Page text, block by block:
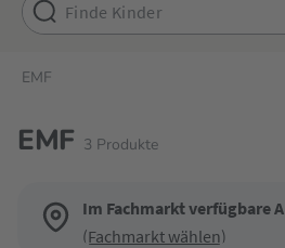
EMF
EMF 3 Produkte
Im Fachmarkt verfügbare
(Fachmarkt wählen)